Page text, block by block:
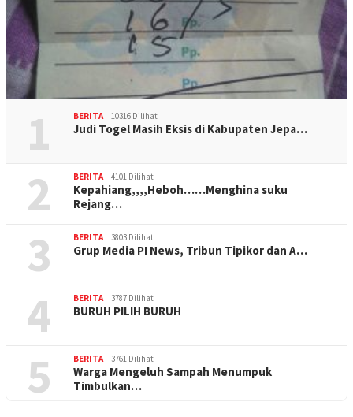
1 BERITA 10316 Dilihat
Judi Togel Masih Eksis di Kabupaten Jepa…
2 BERITA 4101 Dilihat
Kepahiang,,,,Heboh……Menghina suku
Rejang…
3 BERITA 3803 Dilihat
Grup Media PI News, Tribun Tipikor dan A…
4 BERITA 3787 Dilihat
BURUH PILIH BURUH
5 BERITA 3761 Dilihat
Warga Mengeluh Sampah Menumpuk
Timbulkan…